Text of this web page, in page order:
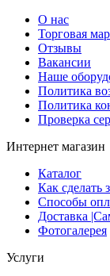
О нас
Торговая
Отзывы
Вакансии
Наше
Политика
Политика
Проверка
Интернет магазин
Каталог
Как сделать
Способы
Доставка
Фотогалерея
Услуги